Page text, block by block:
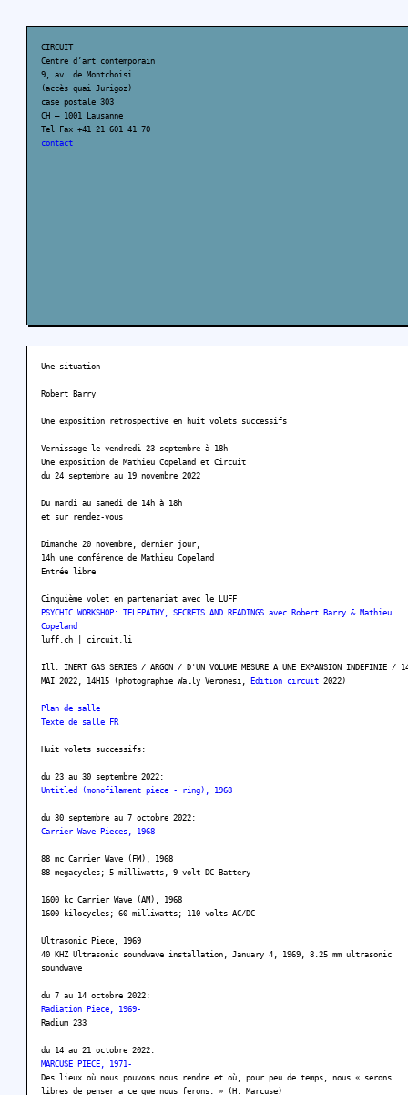
CIRCUIT
Centre d’art contemporain
9, av. de Montchoisi
(accès quai Jurigoz)
case postale 303
CH – 1001 Lausanne
Tel Fax +41 21 601 41 70
contact
Une situation
Robert Barry
Une exposition rétrospective en huit volets successifs
Vernissage le vendredi 23 septembre à 18h
Une exposition de Mathieu Copeland et Circuit
du 24 septembre au 19 novembre 2022
Du mardi au samedi de 14h à 18h
et sur rendez-vous
Dimanche 20 novembre, dernier jour,
14h une conférence de Mathieu Copeland
Entrée libre
Cinquième volet en partenariat avec le LUFF
PSYCHIC WORKSHOP: TELEPATHY, SECRETS AND READINGS avec Robert Barry & Mathieu
Copeland
luff.ch | circuit.li
Ill: INERT GAS SERIES / ARGON / D'UN VOLUME MESURE A UNE EXPANSION INDEFINIE /
MAI 2022, 14H15 (photographie Wally Veronesi, Edition circuit 2022)
Plan de salle
Texte de salle FR
Huit volets successifs:
du 23 au 30 septembre 2022:
Untitled (monofilament piece - ring), 1968
du 30 septembre au 7 octobre 2022:
Carrier Wave Pieces, 1968-
88 mc Carrier Wave (FM), 1968
88 megacycles; 5 milliwatts, 9 volt DC Battery
1600 kc Carrier Wave (AM), 1968
1600 kilocycles; 60 milliwatts; 110 volts AC/DC
Ultrasonic Piece, 1969
40 KHZ Ultrasonic soundwave installation, January 4, 1969, 8.25 mm ultrasonic
soundwave
du 7 au 14 octobre 2022:
Radiation Piece, 1969-
Radium 233
du 14 au 21 octobre 2022:
MARCUSE PIECE, 1971-
Des lieux où nous pouvons nous rendre et où, pour peu de temps, nous « serons
libres de penser a ce que nous ferons. » (H. Marcuse)